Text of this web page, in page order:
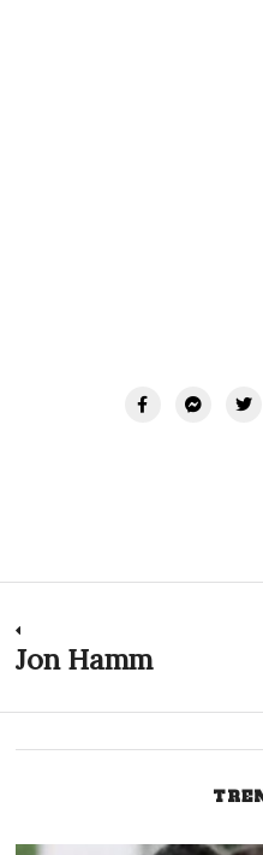
Navegación
de
Previous
Jon Hamm